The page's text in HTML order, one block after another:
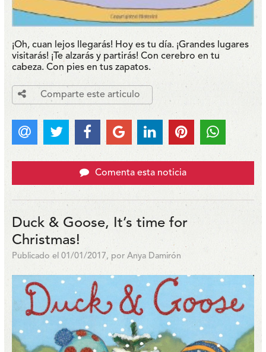
¡Oh, cuan lejos llegarás! Hoy es tu día. ¡Grandes lugares
visitarás! ¡Te alzarás y partirás! Con cerebro en tu
cabeza. Con pies en tus zapatos.
Comparte este articulo
Comenta esta noticia
Duck & Goose, It’s time for
Christmas!
Publicado el 01/01/2017, por Anya Damirón